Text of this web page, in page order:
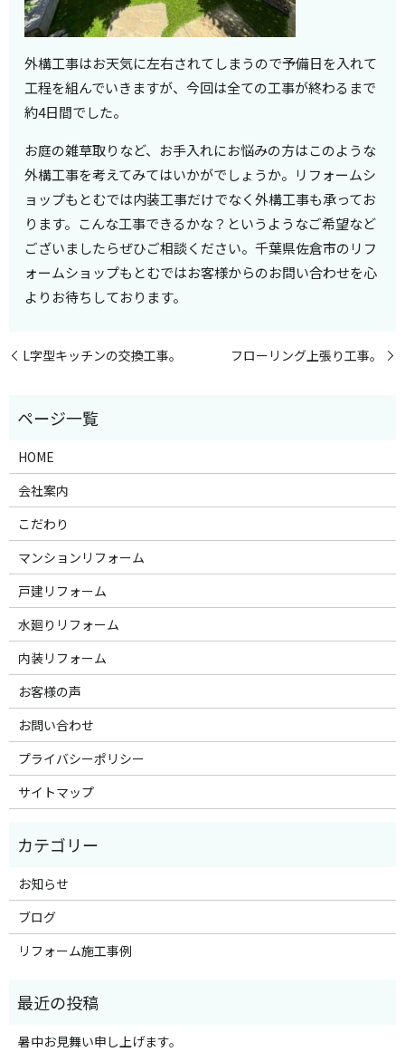
外構工事はお天気に左右されてしまうので予備日を入れて
工程を組んでいきますが、今回は全ての工事が終わるまで
約4日間でした。
お庭の雑草取りなど、お手入れにお悩みの方はこのような
外構工事を考えてみてはいかがでしょうか。リフォームシ
ョップもとむでは内装工事だけでなく外構工事も承ってお
ります。こんな工事できるかな？というようなご希望など
ございましたらぜひご相談ください。千葉県佐倉市のリフ
ォームショップもとむではお客様からのお問い合わせを心
よりお待ちしております。
L字型キッチンの交換工事。 フローリング上張り工事。
HOME
会社案内
こだわり
マンションリフォーム
戸建リフォーム
水廻りリフォーム
内装リフォーム
お客様の声
お問い合わせ
プライバシーポリシー
サイトマップ
お知らせ
ブログ
リフォーム施工事例
暑中お見舞い申し上げます。